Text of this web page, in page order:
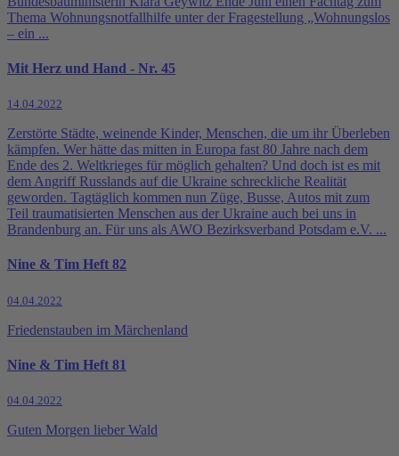
Thema Wohnungsnotfallhilfe unter der Fragestellung „Wohnungslos
– ein ...
Mit Herz und Hand - Nr. 45
14.04.2022
Zerstörte Städte, weinende Kinder, Menschen, die um ihr Überleben
kämpfen. Wer hätte das mitten in Europa fast 80 Jahre nach dem
Ende des 2. Weltkrieges für möglich gehalten? Und doch ist es mit
dem Angriff Russlands auf die Ukraine schreckliche Realität
geworden. Tagtäglich kommen nun Züge, Busse, Autos mit zum
Teil traumatisierten Menschen aus der Ukraine auch bei uns in
Brandenburg an. Für uns als AWO Bezirksverband Potsdam e.V. ...
Nine & Tim Heft 82
04.04.2022
Friedenstauben im Märchenland
Nine & Tim Heft 81
04.04.2022
Guten Morgen lieber Wald